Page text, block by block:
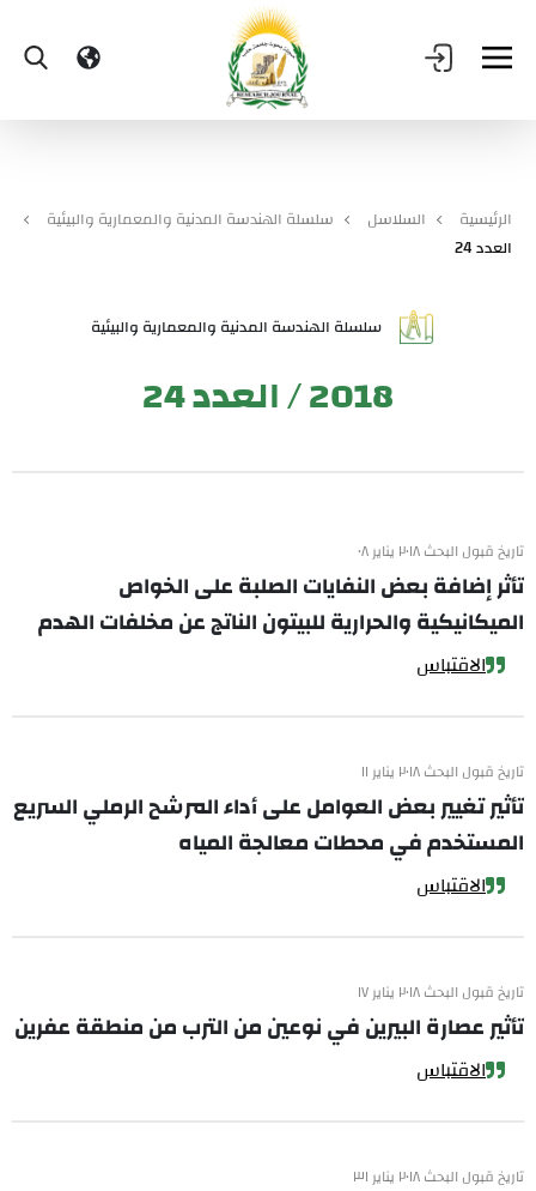
الرئيسية السلاسل
سلسلة الهندسة المدنية والمعمارية والبيئية
العدد 24
سلسلة الهندسة المدنية والمعمارية والبيئية
2018 / العدد 24
تاريخ قبول البحث ٢٠١٨ يناير ٠٨
تأثر إضافة بعض النفايات الصلبة على الخواص
الميكانيكية والحرارية للبيتون الناتج عن مخلفات الهدم
الاقتباس
تاريخ قبول البحث ٢٠١٨ يناير ١١
تأثير تغيير بعض العوامل على أداء المرشح الرملي السريع
المستخدم في محطات معالجة المياه
الاقتباس
تاريخ قبول البحث ٢٠١٨ يناير ١٧
تأثير عصارة البيرين في نوعين من الترب من منطقة عفرين
الاقتباس
تاريخ قبول البحث ٢٠١٨ يناير ٣١